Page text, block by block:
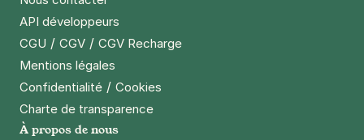
API développeurs
CGU / CGV / CGV Recharge
Mentions légales
Confidentialité / Cookies
Charte de transparence
À propos de nous